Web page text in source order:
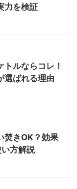
力を検証
ルならコレ！
選ばれる理由
焚きOK？効果
方解説